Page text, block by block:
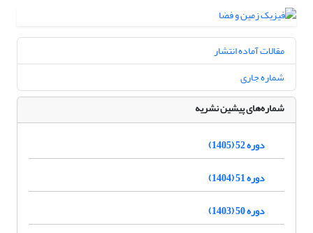
مقالات آماده انتشار
شماره جاری
شماره‌های پیشین نشریه
دوره 52 (1405)
دوره 51 (1404)
دوره 50 (1403)